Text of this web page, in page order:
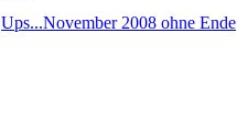
Ups...November 2008 ohne Ende